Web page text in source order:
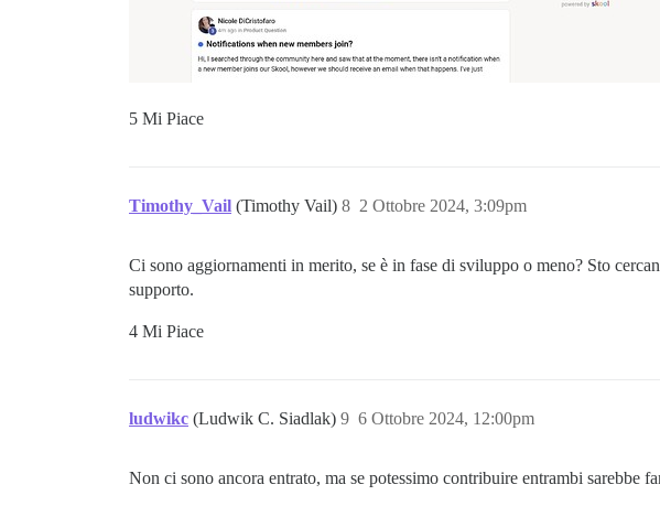
5 Mi Piace
Timothy_Vail (Timothy Vail) 2 Ottobre 2024, 3:09pm
8
Ci sono aggiornamenti in merito, se è in fase di sviluppo o meno? Sto
supporto.
4 Mi Piace
ludwikc (Ludwik C. Siadlak) 6 Ottobre 2024, 12:00pm
9
Non ci sono ancora entrato, ma se potessimo contribuire entrambi sarebbe